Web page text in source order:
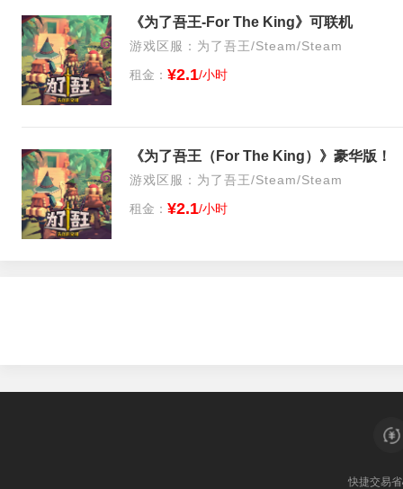
《为了吾王-For The King》可联机
游戏区服：为了吾王/Steam/Steam
租金： ¥2.1/小时
《为了吾王（For The King）》豪华版！
游戏区服：为了吾王/Steam/Steam
租金： ¥2.1/小时
快捷交易